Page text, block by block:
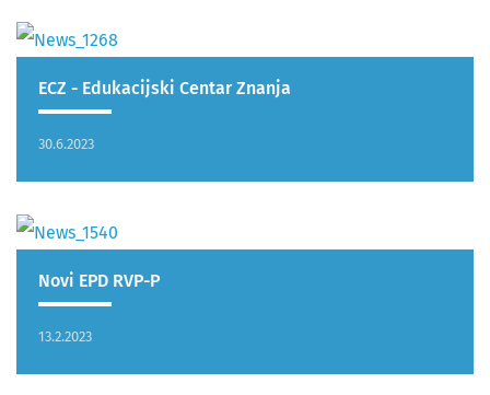
ECZ - Edukacijski Centar Znanja
30.6.2023
Novi EPD RVP-P
13.2.2023